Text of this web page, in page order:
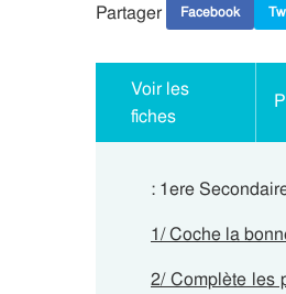
Partager Facebook
Voir les
fiches
: 1ere
1/ Coche la
2/ Complète les